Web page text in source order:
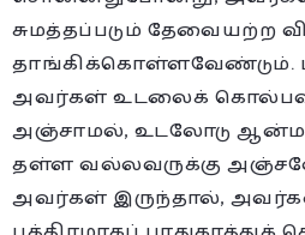
சுமத்தப்படும் தேவையற்ற
தாங்கிக்கொள்ளவேண்டும்.
அவர்கள் உடலைக்
அஞ்சாமல், உடலோடு
தள்ள வல்லவருக்கு
அவர்கள் இருந்தால்,